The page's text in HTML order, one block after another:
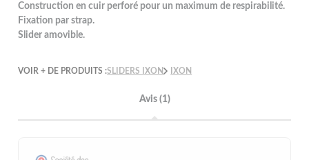
Construction en cuir perforé pour un maximum de respirabilité.
Fixation par strap.
Slider amovible.
VOIR + DE PRODUITS :SLIDERS IXON IXON
Avis (1)